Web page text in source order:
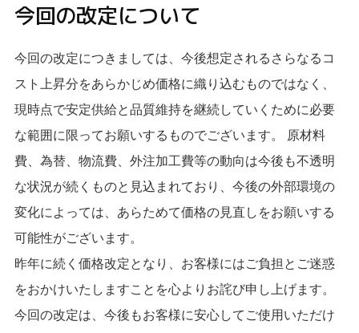
今回の改定について
今回の改定につきましては、今後想定されるさらなるコ
スト上昇分をあらかじめ価格に織り込むものではなく、
現時点で安定供給と品質維持を継続していくために必要
な範囲に限ってお願いするものでございます。 原材料
費、為替、物流費、外注加工費等の動向は今後も不透明
な状況が続くものと見込まれており、今後の外部環境の
変化によっては、あらためて価格の見直しをお願いする
可能性がございます。
昨年に続く価格改定となり、お客様にはご負担とご迷惑
をおかけいたしますことを心よりお詫び申し上げます。
今回の改定は、今後もお客様に安心してご使用いただけ